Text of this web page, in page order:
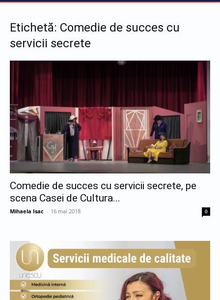
Etichetă: Comedie de succes cu
servicii secrete
Comedie de succes cu servicii secrete, pe
scena Casei de Cultura...
Mihaela Isac - 16 mai 2018 0